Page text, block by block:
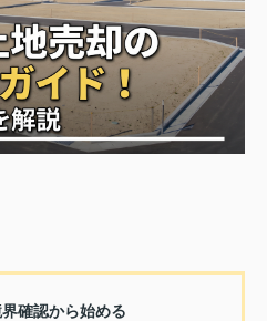
確認から始める